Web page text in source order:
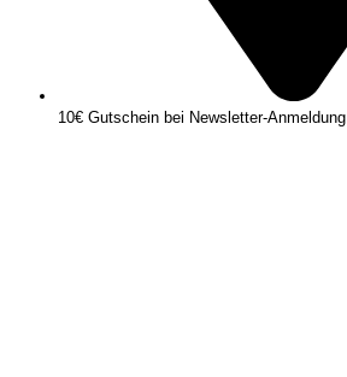
10€ Gutschein bei Newsletter-Anmeldung